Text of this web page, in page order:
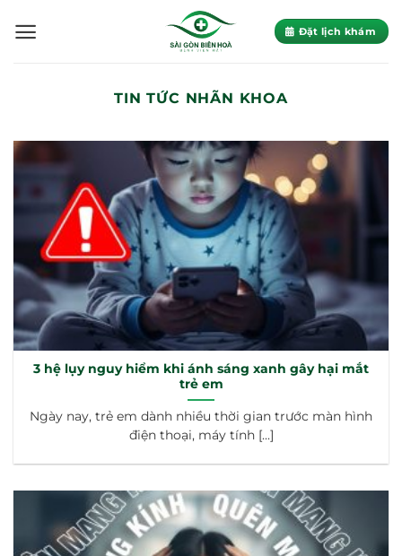
Đặt lịch khám
TIN TỨC NHÃN KHOA
3 hệ lụy nguy hiểm khi ánh sáng xanh gây hại mắt
trẻ em
Ngày nay, trẻ em dành nhiều thời gian trước màn hình
điện thoại, máy tính [...]